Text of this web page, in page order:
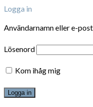
Logga in
Användarnamn eller e-
Lösenord
Kom ihåg mig